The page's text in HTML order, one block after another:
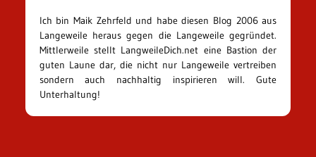
Ich bin Maik Zehrfeld und habe diesen Blog 2006 aus
Langeweile heraus gegen die Langeweile gegründet.
Mittlerweile stellt LangweileDich.net eine Bastion der
guten Laune dar, die nicht nur Langeweile vertreiben
sondern auch nachhaltig inspirieren will. Gute
Unterhaltung!